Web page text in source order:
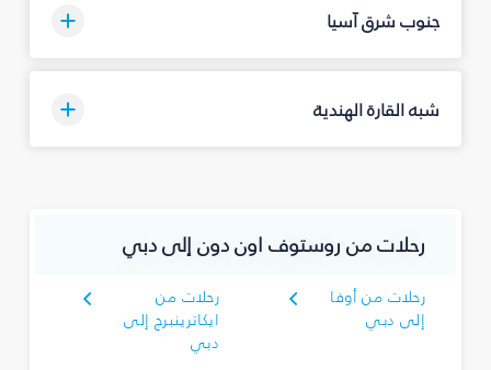
جنوب شرق آسيا
شبه القارة الهندية
رحلات من روستوف اون دون إلى دبي
رحلات من أوفا
إلى دبي
رحلات من
ايكاترينبرج إلى
دبي